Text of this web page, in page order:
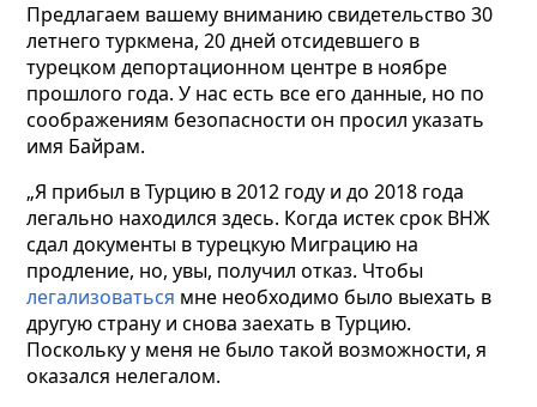
Предлагаем вашему вниманию свидетельство 30
летнего туркмена, 20 дней отсидевшего в
турецком депортационном центре в ноябре
прошлого года. У нас есть все его данные, но по
соображениям безопасности он просил указать
имя Байрам.
„Я прибыл в Турцию в 2012 году и до 2018 года
легально находился здесь. Когда истек срок ВНЖ
сдал документы в турецкую Миграцию на
продление, но, увы, получил отказ. Чтобы
легализоваться мне необходимо было выехать в
другую страну и снова заехать в Турцию.
Поскольку у меня не было такой возможности, я
оказался нелегалом.